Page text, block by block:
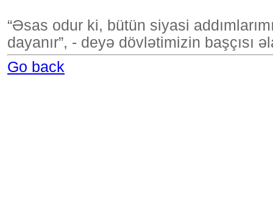
“Əsas odur ki, bütün siyasi
dayanır”, - deyə dövlətimizin başçısı
Go back